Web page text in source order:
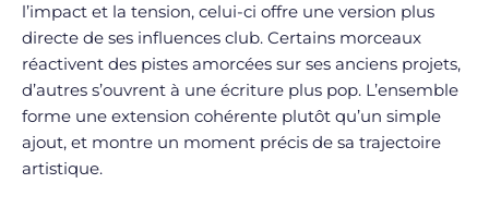
l’impact et la tension, celui-ci offre une version plus
directe de ses influences club. Certains morceaux
réactivent des pistes amorcées sur ses anciens projets,
d’autres s’ouvrent à une écriture plus pop. L’ensemble
forme une extension cohérente plutôt qu’un simple
ajout, et montre un moment précis de sa trajectoire
artistique.